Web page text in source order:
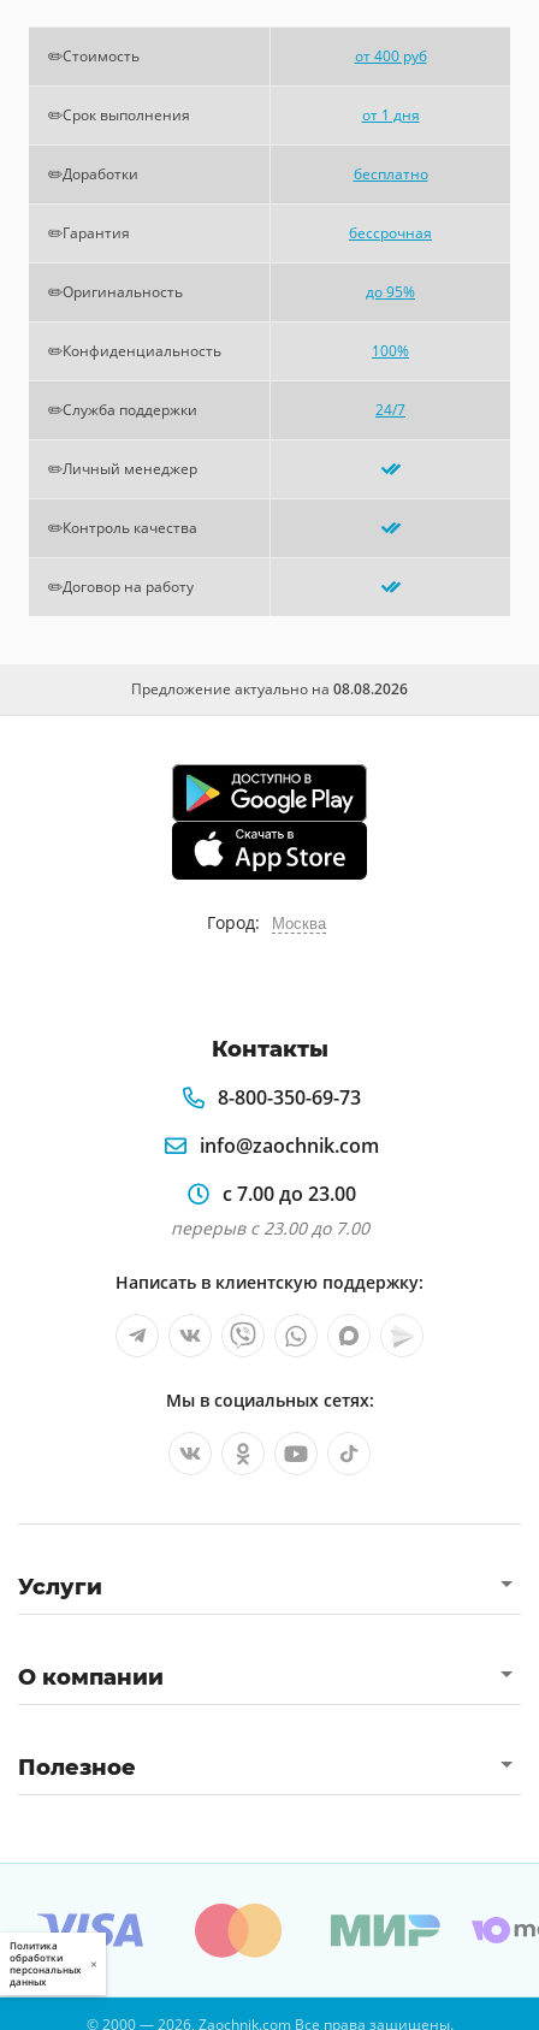
✏️Стоимость от 400 руб
✏️Срок выполнения от 1 дня
✏️Доработки бесплатно
✏️Гарантия бессрочная
✏️Оригинальность до 95%
✏️Конфиденциальность 100%
✏️Служба поддержки 24/7
✏️Личный менеджер
✏️Контроль качества
✏️Договор на работу
Предложение актуально на 08.08.2026
Город: Москва
Контакты
8-800-350-69-73
info@zaochnik.com
с 7.00 до 23.00
перерыв с 23.00 до 7.00
Написать в клиентскую поддержку:
Мы в социальных сетях:
Услуги
О компании
Полезное
© 2000 — 2026, Zaochnik.com Все права защищены.
Политика
обработки
персональных
данных
×